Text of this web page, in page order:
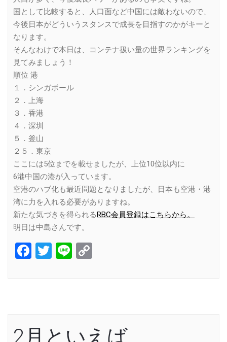
国として比較すると、人口面など中国には敵わないので、
今後日本がどういうスタンスで成長を目指すのかがキーと
なります。
そんなわけで本日は、コンテナ扱い量の世界ランキングを
見てみましょう！
順位 港
１．シンガポール
２．上海
３．香港
４．深圳
５．釜山
２５．東京
ここには5位までを載せましたが、上位10位以内に
6港中国の港が入っています。
空港のハブ化も最近問題となりましたが、日本も空港・港
湾に力を入れる必要がありますね。
新たな気づきを得られるRBC会員登録はこちらから。
明日は中島さんです。
Facebook
Twitter
Line
2月といえば